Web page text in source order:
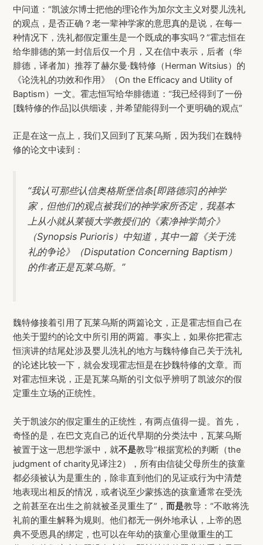
中问道：“凯波尔博士把他的理论作为加尔文主义对婴儿洗礼
的观点，是否正确？老一辈神学家的意思真的是说，在每一
种情况下，洗礼都假定重生是一个既成的事实吗？”霍志恒在
给华腓德的第一封信后仅一个月，又在信中表示，后者（华
腓德，译者加）推荐了赫尔曼·魏特修（Herman Witsius）的
《论洗礼的功效和作用》（On the Efficacy and Utility of
Baptism）一文。霍志恒写给华腓德道：“我已经得到了一份
[魏特修的作品]以供细读，并希望能得到一个更明确的观点”
正是在这一点上，我们又回到了瓦莱乌斯，因为我们在魏特
修的论文中读到：
“我认可那些认信奥格斯堡信条[即路德宗]的神学
家，但他们的观点被我们的神学家所否定，我基本
上从小就从莱顿大学教授们的《素净神学简介》
（Synopsis Purioris）中知道，其中一篇《关于洗
礼的争论》（Disputation Concerning Baptism）
的作者正是瓦莱乌斯。”
魏特修接着引用了瓦莱乌斯的两篇论文，正是霍志恒自己在
他关于盟约的论文中所引用的两篇。事实上，如果你把霍志
恒演讲的结尾处涉及婴儿洗礼的地方与魏特修自己关于洗礼
的论述比较一下，就会发现霍志恒是在抄魏特修的文章。而
对霍志恒来说，正是瓦莱乌斯的引文似乎辨明了凯波尔的假
定重生立场的正统性。
关于凯波尔的假定重生的正统性，有两点值得一提。首先，
奇怪的是，在巴文克自己的近代早期的分类法中，瓦莱乌斯
被置于这一思想学派中，就不是教导“根据宽松的判断（the
judgment of charity见译注2），所有由信徒父母所生的孩童
都必须被认为是重生的，除非直到他们的见证或行为中清楚
地表现出相反的情况，或者说至少蒙拣选的孩童通常在受洗
之前甚至在出生之前就被圣灵重生了”，而是教导：“不敢将洗
礼前的重生解释为规则。他们都无一例外地承认，上帝的恩
典不受恩具的绑定，也可以在年幼的孩童心里做重生的工